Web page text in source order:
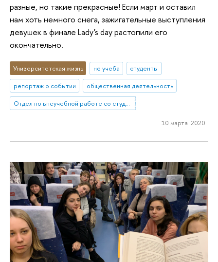
разные, но такие прекрасные! Если март и оставил
нам хоть немного снега, зажигательные выступления
девушек в финале Lady's day растопили его
окончательно.
Университетская жизнь не учеба
студенты
репортаж о событии
общественная деятельность
Отдел по внеучебной работе со студентами (Нижний Новгород)
10 марта 2020